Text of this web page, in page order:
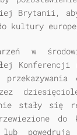
Brytanii,
kultury
w
Konferencji
stały się
do
powędrują